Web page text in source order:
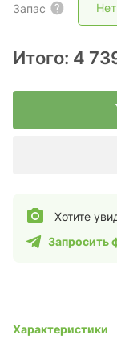
Запас Нет
Итого: 4
Хотите
Запросить
Характеристики